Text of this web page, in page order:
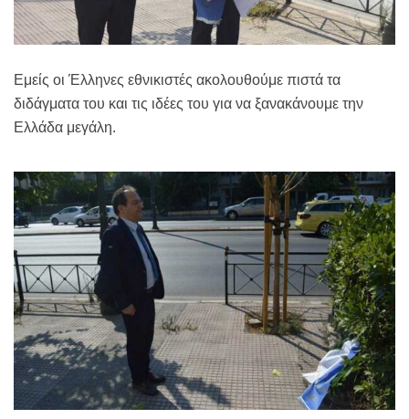
Εμείς οι Έλληνες εθνικιστές ακολουθούμε πιστά τα
διδάγματα του και τις ιδέες του για να ξανακάνουμε την
Ελλάδα μεγάλη.